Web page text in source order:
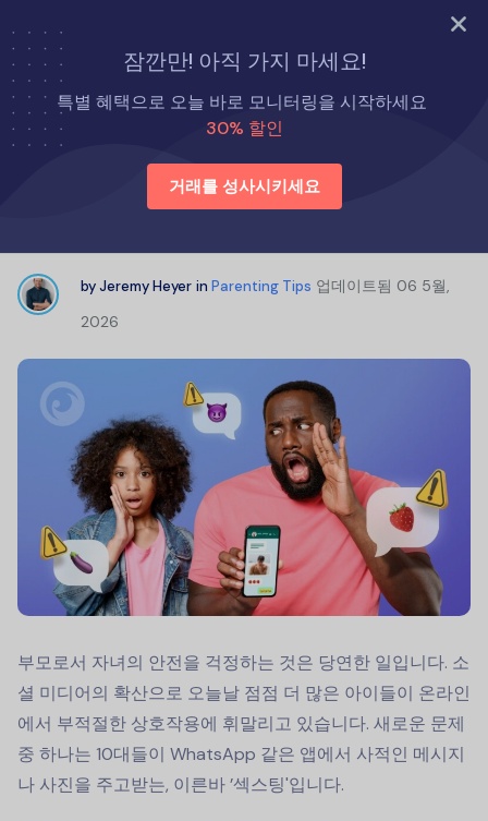
지금 바로 시도해 보세요
잠깐만! 아직 가지 마세요!
특별 혜택으로 오늘 바로 모니터링을 시작하세요
30% 할인
거래를 성사시키세요
홈 육아 팁 왓츠앱에서 섹스팅: 꼭 알아야 할 중요한 안전 수칙
왓츠앱에서 섹스팅: 꼭 알아야 할 중요
byJeremy Heyer in Parenting Tips 업데이트됨 06 5월,
2026
부모로서 자녀의 안전을 걱정하는 것은 당연한 일입니다. 소
셜 미디어의 확산으로 오늘날 점점 더 많은 아이들이 온라인
에서 부적절한 상호작용에 휘말리고 있습니다. 새로운 문제
중 하나는 10대들이 WhatsApp 같은 앱에서 사적인 메시지
나 사진을 주고받는, 이른바 ’섹스팅'입니다.